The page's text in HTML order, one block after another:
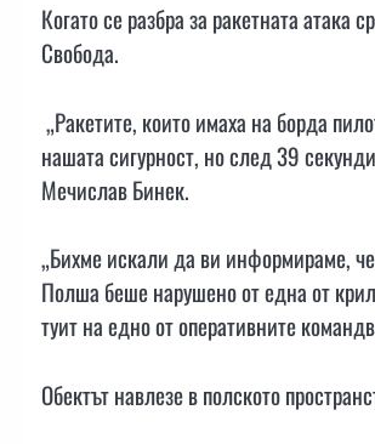
Когато се разбра за ракетната
Свобода.
„Ракетите, които имаха на борда
нашата сигурност, но след 39
Мечислав Бинек.
„Бихме искали да ви информираме,
Полша беше нарушено от една от
туит на едно от оперативните
Обектът навлезе в полското